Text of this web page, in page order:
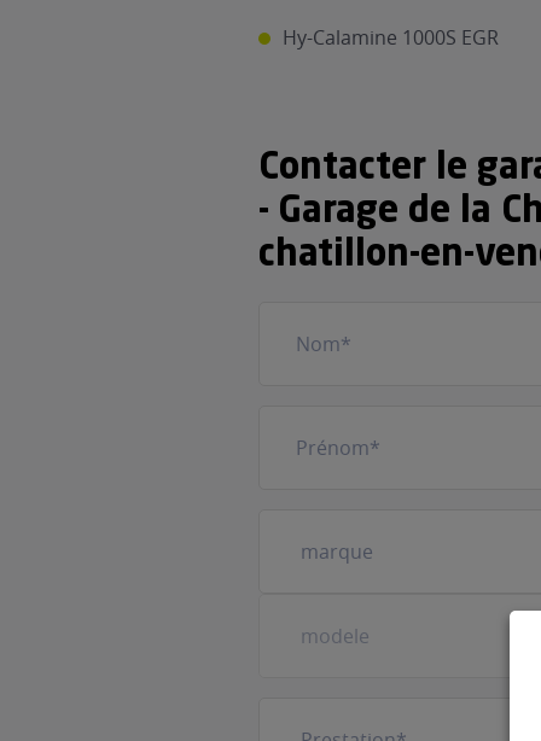
Hy-Calamine 1000S EGR
Contacter le
- Garage de la
chatillon-en-
véhicule